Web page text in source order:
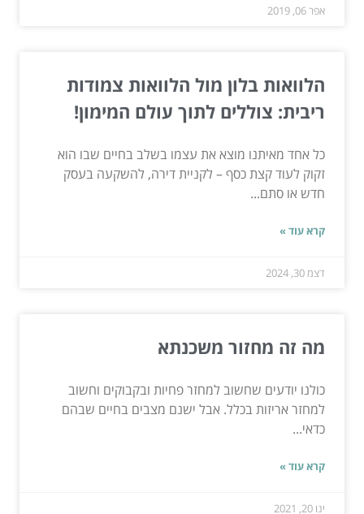
אפר 06, 2019
הלוואות בלון מול הלוואות צמודות
ריבית: צוללים לתוך עולם המימון!
כל אחד מאיתנו מוצא את עצמו בשלב בחיים שבו הוא
זקוק לעוד קצת כסף – לקניית דירה, להשקעה בעסק
חדש או סתם...
קרא עוד »
דצמ 30, 2024
מה זה מחזור משכנתא
כולנו יודעים שחשוב למחזר פחיות ובקבוקים וחשוב
למחזר אריזות בכלל. אבל ישנם מצבים בחיים שבהם
כדאי...
קרא עוד »
ינו 20, 2021